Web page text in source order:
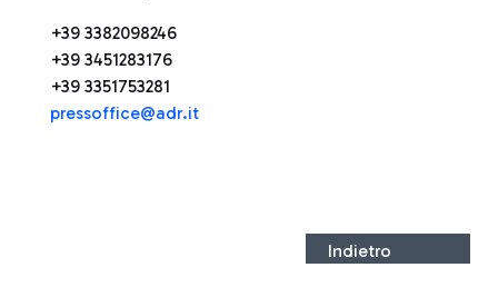
+39 3382098246
+39 3451283176
+39 3351753281
pressoffice@adr.it
Indietro